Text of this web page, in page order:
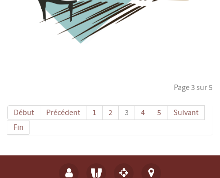
Page 3 sur 5
Début Précédent 1 2 3 4 5
Suivant
Fin